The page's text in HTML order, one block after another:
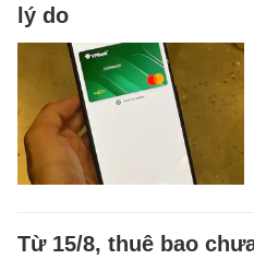
lý do
Từ 15/8, thuê bao